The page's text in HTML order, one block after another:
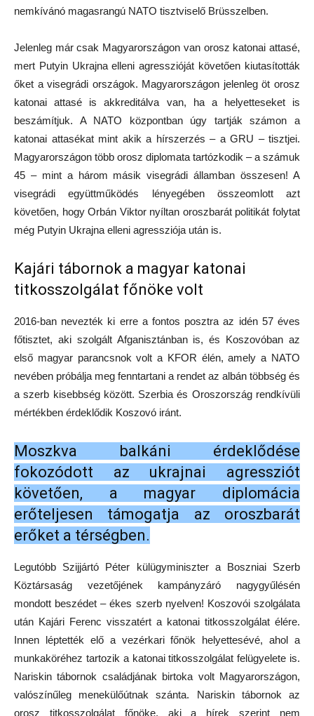
nemkívánó magasrangú NATO tisztviselő Brüsszelben.
Jelenleg már csak Magyarországon van orosz katonai attasé,
mert Putyin Ukrajna elleni agresszióját követően kiutasították
őket a visegrádi országok. Magyarországon jelenleg öt orosz
katonai attasé is akkreditálva van, ha a helyetteseket is
beszámítjuk. A NATO központban úgy tartják számon a
katonai attasékat mint akik a hírszerzés – a GRU – tisztjei.
Magyarországon több orosz diplomata tartózkodik – a számuk
45 – mint a három másik visegrádi államban összesen! A
visegrádi együttműködés lényegében összeomlott azt
követően, hogy Orbán Viktor nyíltan oroszbarát politikát folytat
még Putyin Ukrajna elleni agressziója után is.
Kajári tábornok a magyar katonai
titkosszolgálat főnöke volt
2016-ban nevezték ki erre a fontos posztra az idén 57 éves
főtisztet, aki szolgált Afganisztánban is, és Koszovóban az
első magyar parancsnok volt a KFOR élén, amely a NATO
nevében próbálja meg fenntartani a rendet az albán többség és
a szerb kisebbség között. Szerbia és Oroszország rendkívüli
mértékben érdeklődik Koszovó iránt.
Moszkva balkáni érdeklődése
fokozódott az ukrajnai agressziót
követően, a magyar diplomácia
erőteljesen támogatja az oroszbarát
erőket a térségben.
Legutóbb Szijjártó Péter külügyminiszter a Boszniai Szerb
Köztársaság vezetőjének kampányzáró nagygyűlésén
mondott beszédet – ékes szerb nyelven! Koszovói szolgálata
után Kajári Ferenc visszatért a katonai titkosszolgálat élére.
Innen léptették elő a vezérkari főnök helyettesévé, ahol a
munkaköréhez tartozik a katonai titkosszolgálat felügyelete is.
Nariskin tábornok családjának birtoka volt Magyarországon,
valószínűleg menekülőútnak szánta. Nariskin tábornok az
orosz titkosszolgálat főnöke, aki a hírek szerint nem